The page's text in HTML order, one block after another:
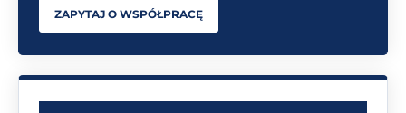
ZAPYTAJ O WSPÓŁPRACĘ